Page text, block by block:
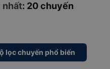
nhất: 20 chuyến
lọc chuyến phổ biến